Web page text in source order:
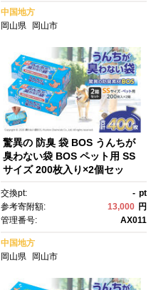
むつ BOS セット ふるさと 岡
山 送料無料
中国地方
岡山県
岡山市
驚異の 防臭 袋 BOS うんちが
臭わない袋 BOS ペット用 SS
サイズ 200枚入り×2個セッ
品 消耗品 常備品 生活用品 まと
め買い ゴミ袋 大容量 日用消耗
品 防災用 非常用 防臭袋 介
護 赤ちゃん ペット おむつ BO
S セット ふるさと 岡山 送料無
料
交換pt: - pt
参考寄附額:
13,000 円
管理番号:
AX011
中国地方
岡山県
岡山市